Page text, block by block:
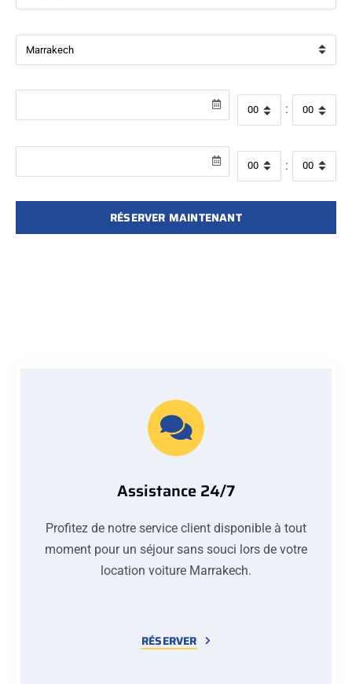
:
:
RÉSERVER MAINTENANT
Assistance 24/7
Profitez de notre service client disponible à tout
moment pour un séjour sans souci lors de votre
location voiture Marrakech.
RÉSERVER